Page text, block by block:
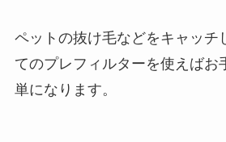
ペットの抜け毛などをキャッチ
てのプレフィルターを使えばお
単になります。